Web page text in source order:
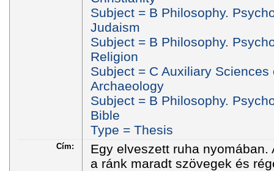
Subject = B Philosophy.
Judaism
Subject = B Philosophy.
Religion
Subject = C Auxiliary Sciences
Archaeology
Subject = B Philosophy.
Bible
Type = Thesis
Cím:
Egy elveszett ruha nyomában.
a ránk maradt szövegek és